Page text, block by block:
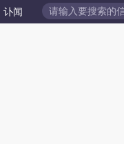
讣闻